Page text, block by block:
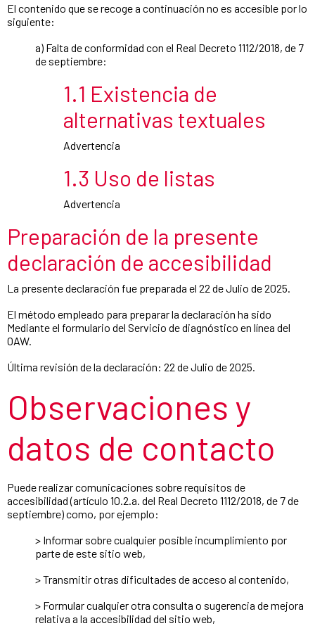
El contenido que se recoge a continuación no es accesible por lo
siguiente:
a) Falta de conformidad con el Real Decreto 1112/2018, de 7
de septiembre:
1.1 Existencia de
alternativas textuales
Advertencia
1.3 Uso de listas
Advertencia
Preparación de la presente
declaración de accesibilidad
La presente declaración fue preparada el 22 de Julio de 2025.
El método empleado para preparar la declaración ha sido
Mediante el formulario del Servicio de diagnóstico en línea del
OAW.
Última revisión de la declaración: 22 de Julio de 2025.
Observaciones y
datos de contacto
Puede realizar comunicaciones sobre requisitos de
accesibilidad (artículo 10.2.a. del Real Decreto 1112/2018, de 7 de
septiembre) como, por ejemplo:
> Informar sobre cualquier posible incumplimiento por
parte de este sitio web,
> Transmitir otras dificultades de acceso al contenido,
> Formular cualquier otra consulta o sugerencia de mejora
relativa a la accesibilidad del sitio web,